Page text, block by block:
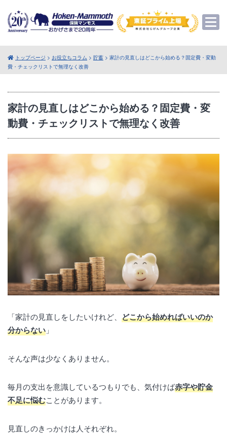
トップページ > お役立ちコラム > 貯蓄 > 家計の見直しはどこから始める？固定費・変動
費・チェックリストで無理なく改善
家計の見直しはどこから始める？固定費・変
動費・チェックリストで無理なく改善
「家計の見直しをしたいけれど、 どこから始めればいいのか
分からない」
そんな声は少なくありません。
毎月の支出を意識しているつもりでも、気付けば赤字や貯金
不足に悩むことがあります。
見直しのきっかけは人それぞれ。